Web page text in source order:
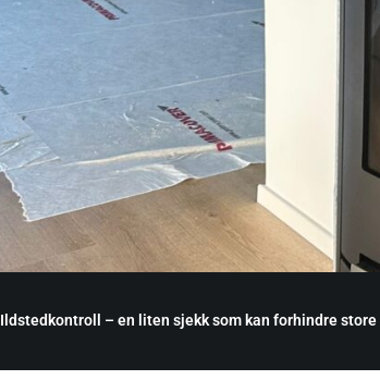
Ildstedkontroll – en liten sjekk som kan forhindre store